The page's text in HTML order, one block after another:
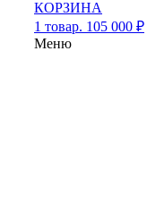
КОРЗИНА
1 товар. 105 000 ₽
Меню